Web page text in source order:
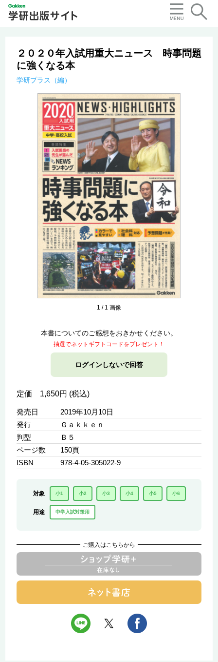
２０２０年入試用重大ニュース 時事問題
に強くなる本
学研プラス（編）
1 / 1 画像
本書についてのご感想をおきかせください。
抽選でネットギフトコードをプレゼント！
ログインしないで回答
定価 1,650円 (税込)
発売日
2019年10月10日
発行
Ｇａｋｋｅｎ
判型
Ｂ５
ページ数
150頁
ISBN
978-4-05-305022-9
対象 小1 小2 小3 小4 小5 小6
用途 中学入試対策用
ご購入はこちらから